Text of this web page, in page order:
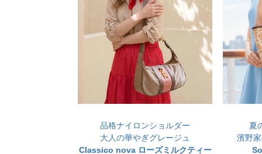
品格ナイロンショルダー
大人の華やぎグレージュ
Classico nova ローズミルクティー
夏
濱野